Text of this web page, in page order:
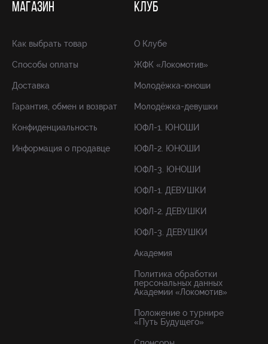
МАГАЗИН
Как выбрать товар
Способы оплаты
Доставка
Гарантия, обмен и возврат
Конфиденциальность
Информация о продавце
КЛУБ
О Клубе
ЖФК «Локомотив»
Молодёжка-юноши
Молодёжка-девушки
ЮФЛ-1. ЮНОШИ
ЮФЛ-2. ЮНОШИ
ЮФЛ-3. ЮНОШИ
ЮФЛ-1. ДЕВУШКИ
ЮФЛ-2. ДЕВУШКИ
ЮФЛ-3. ДЕВУШКИ
Академия
Политика обработки
персональных данных
Академии «Локомотив»
Положение о турнире
«Путь Будущего»